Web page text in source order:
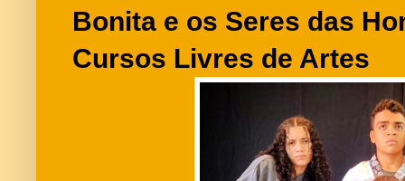
Bonita e os Seres das
Cursos Livres de Artes